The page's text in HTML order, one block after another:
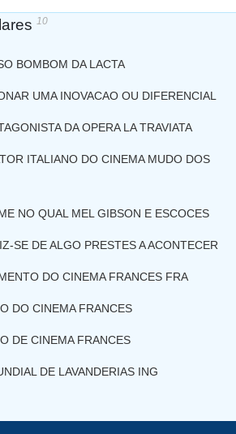
10
BOMBOM DA LACTA
UMA INOVACAO OU DIFERENCIAL
DA OPERA LA TRAVIATA
ITALIANO DO CINEMA MUDO DOS
NO QUAL MEL GIBSON E ESCOCES
SE DE ALGO PRESTES A ACONTECER
DO CINEMA FRANCES FRA
DO CINEMA FRANCES
DE CINEMA FRANCES
DE LAVANDERIAS ING